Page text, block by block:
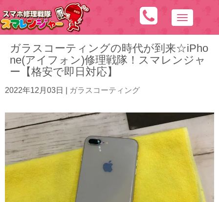
N
a
v
i
i
o
n
ガラスコーティングの時代が到来☆iPho
ne(アイフォン)修理戦隊！スマレンジャ
ー【格安で即日対応】
2022年12月03日 ガラスコーティング